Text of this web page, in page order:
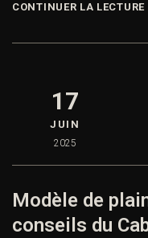
CONTINUER LA LECTURE
17
JUIN
2025
Modèle de
conseils du